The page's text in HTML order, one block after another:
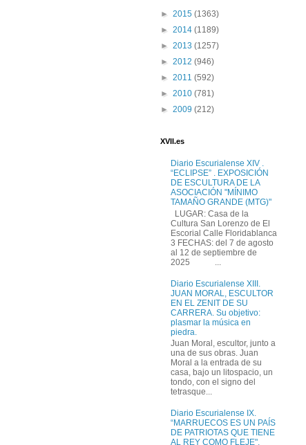
► 2015 (1363)
► 2014 (1189)
► 2013 (1257)
► 2012 (946)
► 2011 (592)
► 2010 (781)
► 2009 (212)
XVII.es
Diario Escurialense XIV .
“ECLIPSE” . EXPOSICIÓN
DE ESCULTURA DE LA
ASOCIACIÓN "MÍNIMO
TAMAÑO GRANDE (MTG)"
LUGAR: Casa de la
Cultura San Lorenzo de El
Escorial Calle Floridablanca
3 FECHAS: del 7 de agosto
al 12 de septiembre de
2025 ...
Diario Escurialense XIII.
JUAN MORAL, ESCULTOR
EN EL ZENIT DE SU
CARRERA. Su objetivo:
plasmar la música en
piedra.
Juan Moral, escultor, junto a
una de sus obras. Juan
Moral a la entrada de su
casa, bajo un litospacio, un
tondo, con el signo del
tetrasque...
Diario Escurialense IX.
“MARRUECOS ES UN PAÍS
DE PATRIOTAS QUE TIENE
AL REY COMO FLEJE",